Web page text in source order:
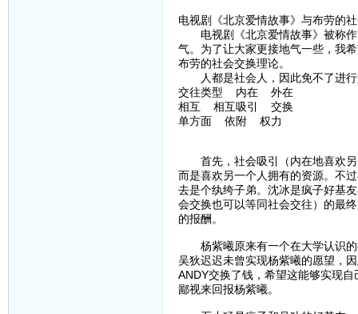
电视剧《北京爱情故事》与布劳的
电视剧《北京爱情故事》被称作
气。为了让大家更接地气一些，我
布劳的社会交换理论。
人都是社会人，因此免不了进行
交往类型 内在 外在
相互 相互吸引 交换
单方面 依附 权力
首先，社会吸引（内在地喜欢另
而是喜欢另一个人拥有的资源。不
去是个纨绔子弟。沈冰是疯子好基
会交换也可以等同社会交往）的最
的报酬。
杨紫曦原来有一个在大学认识的
吴狄迟迟未曾实现杨紫曦的愿望，
ANDY交换了钱，希望这能够实现
鄙视来回报杨紫曦。